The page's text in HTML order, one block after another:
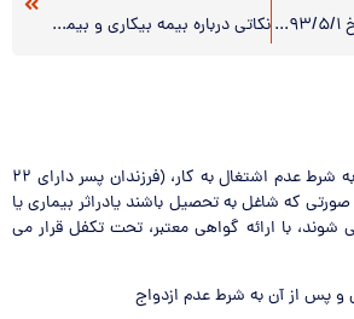
بخشنامه ۸۲۹۵۹ مورخ ۹۳/۵/۱(عدم کسر حق بیمه از بن نقدی)
نکاتی درباره بیمه بیکاری و بیمه اختیاری
۱- فرزندان پسرتا ۲۲ سال به شرط عدم اشتغال به کار، (فرزندان پسر دارای ۲۲
که شاغل به تحصیل باشند یادراثر بیماری یا
شوند، با ارائه گواهی معتبر، تحت تکفل قرار می